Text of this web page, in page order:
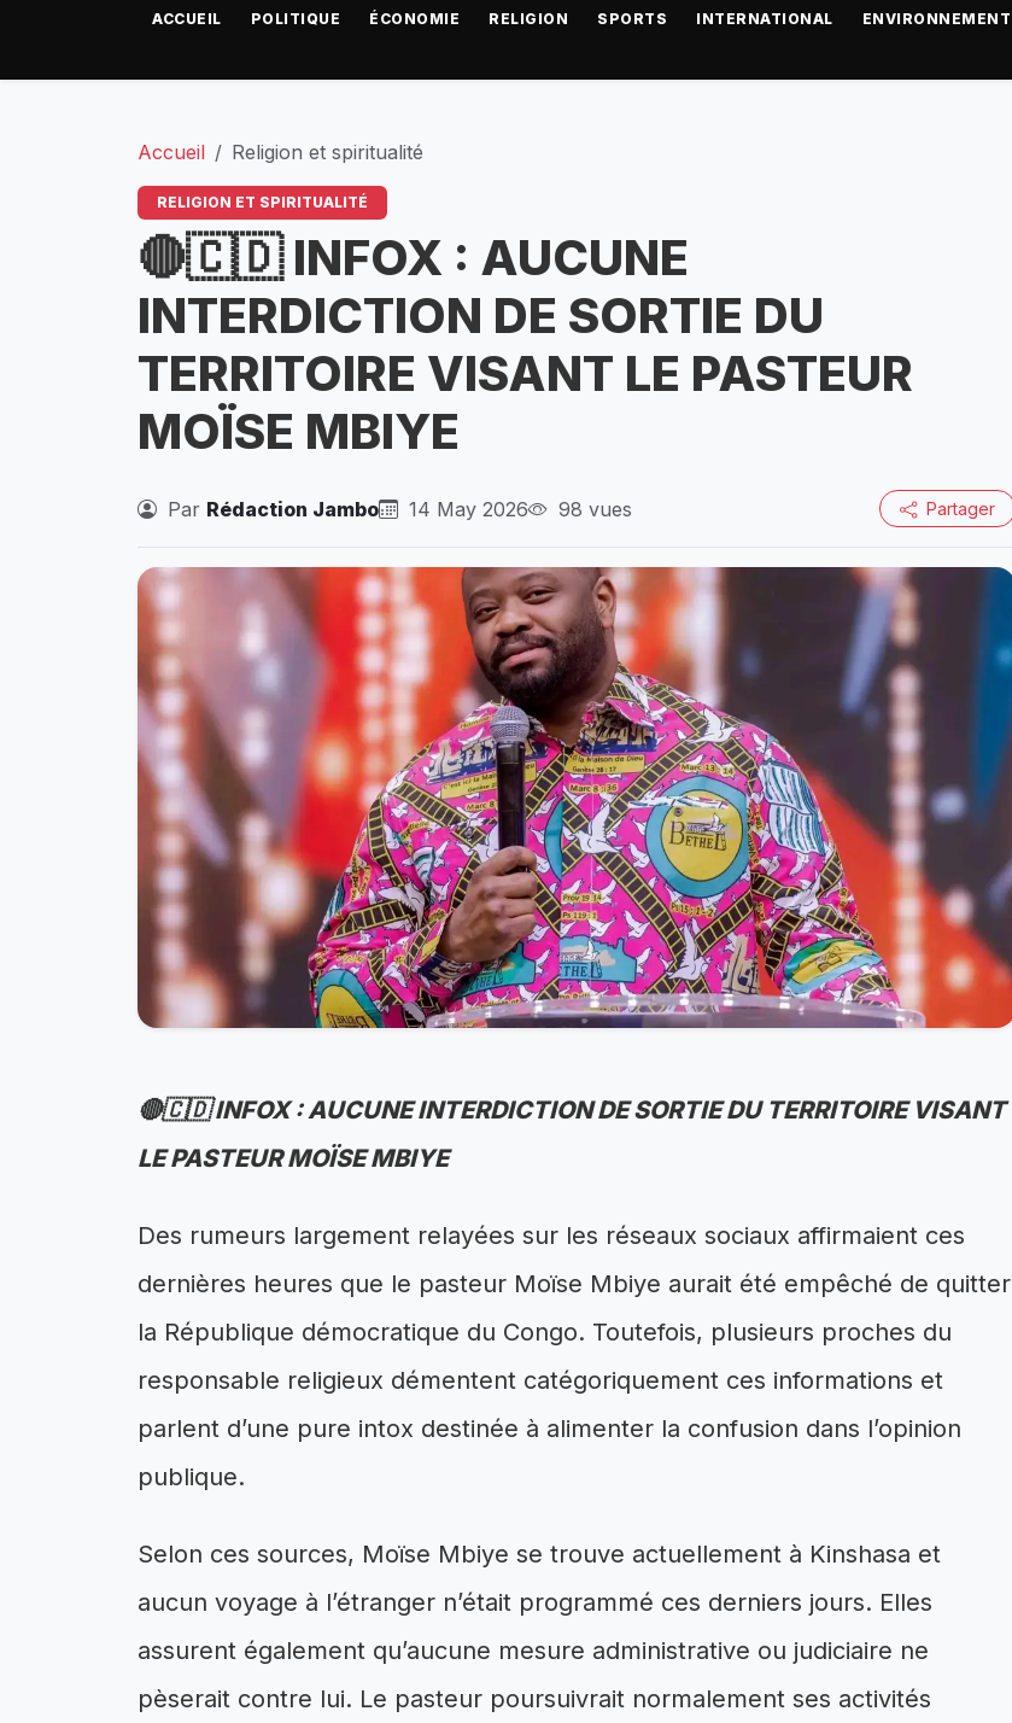
ACCUEIL POLITIQUE ÉCONOMIE RELIGION SPORTS INTERNATIONAL ENVIRONNEMENT
Accueil Religion et spiritualité
RELIGION ET SPIRITUALITÉ
🔴🇨🇩 INFOX : AUCUNE
INTERDICTION DE SORTIE DU
TERRITOIRE VISANT LE PASTEUR
MOÏSE MBIYE
Par Rédaction Jambo 14 May 2026 98 vues Partager
🔴🇨🇩 INFOX : AUCUNE INTERDICTION DE SORTIE DU TERRITOIRE VISANT
LE PASTEUR MOÏSE MBIYE
Des rumeurs largement relayées sur les réseaux sociaux affirmaient ces
dernières heures que le pasteur Moïse Mbiye aurait été empêché de quitter
la République démocratique du Congo. Toutefois, plusieurs proches du
responsable religieux démentent catégoriquement ces informations et
parlent d’une pure intox destinée à alimenter la confusion dans l’opinion
publique.
Selon ces sources, Moïse Mbiye se trouve actuellement à Kinshasa et
aucun voyage à l’étranger n’était programmé ces derniers jours. Elles
assurent également qu’aucune mesure administrative ou judiciaire ne
pèserait contre lui. Le pasteur poursuivrait normalement ses activités